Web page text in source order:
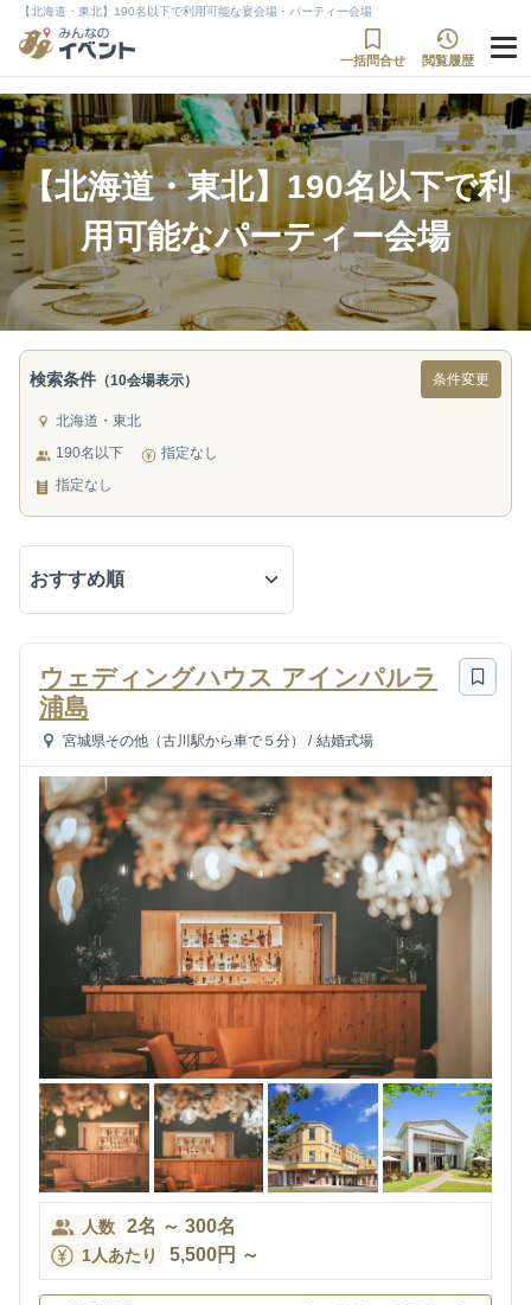
【北海道・東北】190名以下で利用可能な宴会場・パーティー会場
一括問合せ 閲覧履歴
【北海道・東北】190名以下で利
用可能なパーティー会場
検索条件 （10会場表示） 条件変更
北海道・東北
190名以下
指定なし
指定なし
ウェディングハウス アインパルラ
浦島
宮城県その他（古川駅から車で５分） / 結婚式場
人数 2名 ～ 300名
1人あたり 5,500円 ～